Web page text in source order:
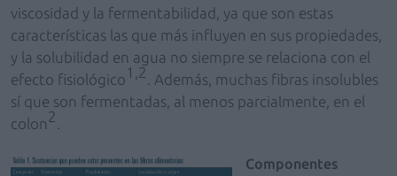
viscosidad y la fermentabilidad, ya que son estas
características las que más influyen en sus propiedades,
y la solubilidad en agua no siempre se relaciona con el
efecto fisiológico1,2 . Además, muchas fibras insolubles
sí que son fermentadas, al menos parcialmente, en el
colon2
Componentes